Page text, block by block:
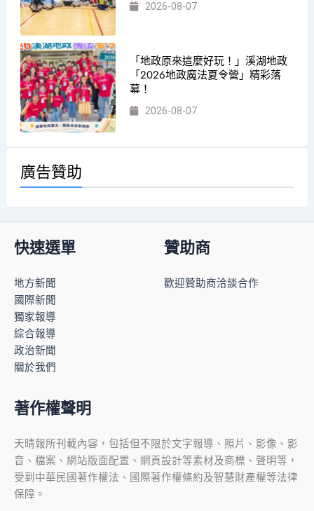
2026-08-07
「地政原來這麼好玩！」溪湖地政
「2026地政魔法夏令營」精彩落
幕！
2026-08-07
廣告贊助
快速選單
地方新聞
國際新聞
獨家報導
綜合報導
政治新聞
關於我們
贊助商
歡迎贊助商洽談合作
著作權聲明
天晴報所刊載內容，包括但不限於文字報導、照片、影像、影
音、檔案、網站版面配置、網頁設計等素材及商標、聲明等，
受到中華民國著作權法、國際著作權條約及智慧財產權等法律
保障。